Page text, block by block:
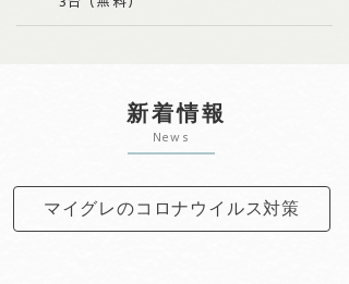
新着情報
News
マイグレのコロナウイルス対策